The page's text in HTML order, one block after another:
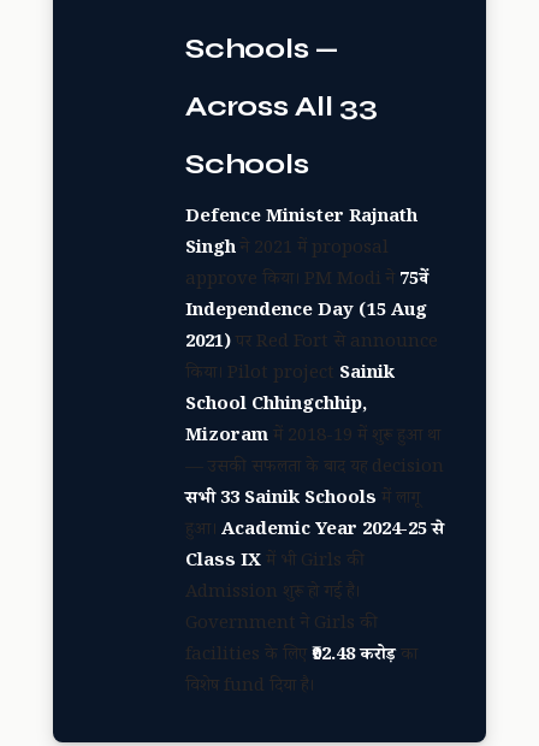
Schools —
Across All 33
Schools
Defence Minister Rajnath
Singhने 2021 में proposal
approve किया। PM Modi ने 75वें
Independence Day (15 Aug
2021)पर Red Fort से announce
किया। Pilot project Sainik
School Chhingchhip,
Mizoramमें 2018-19 में शुरू हुआ था
— उसकी सफलता के बाद यह decision
सभी 33 Sainik Schools में लागू
हुआ। Academic Year 2024-25 से
Class IXमें भी Girls की
Admission शुरू हो गई है।
Government ने Girls की
facilities के लिए₹92.48 करोड़का
विशेष fund दिया है।